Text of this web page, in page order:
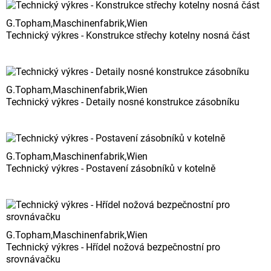
G.Topham,Maschinenfabrik,Wien
Technický výkres - Konstrukce střechy kotelny nosná část
G.Topham,Maschinenfabrik,Wien
Technický výkres - Detaily nosné konstrukce zásobníku
G.Topham,Maschinenfabrik,Wien
Technický výkres - Postavení zásobníků v kotelně
G.Topham,Maschinenfabrik,Wien
Technický výkres - Hřídel nožová bezpečnostní pro
srovnávačku